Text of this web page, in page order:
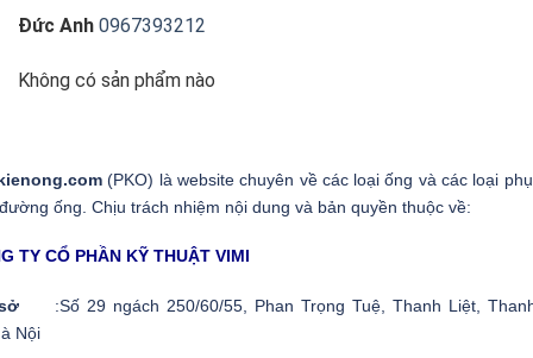
Đức Anh 0967393212
Không có sản phẩm nào
(PKO) là website chuyên về các loại ống và các loại
ống. Chịu trách nhiệm nội dung và bản quyền thuộc về:
TY CỔ PHẦN KỸ THUẬT VIMI
sở :Số 29 ngách 250/60/55, Phan Trọng Tuệ, Thanh Liệt,
Nội